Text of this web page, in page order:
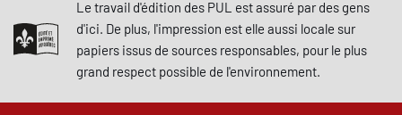
Le travail d'édition des PUL est assuré par des gens
d'ici. De plus, l'impression est elle aussi locale sur
papiers issus de sources responsables, pour le plus
grand respect possible de l'environnement.